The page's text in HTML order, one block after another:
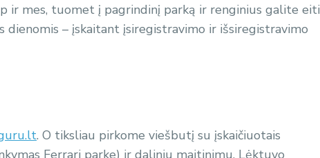
ir mes, tuomet į pagrindinį parką ir renginius galite eiti
dienomis – įskaitant įsiregistravimo ir išsiregistravimo
. O tiksliau pirkome viešbutį su įskaičiuotais
Ferrari parke) ir daliniu maitinimu. Lėktuvo